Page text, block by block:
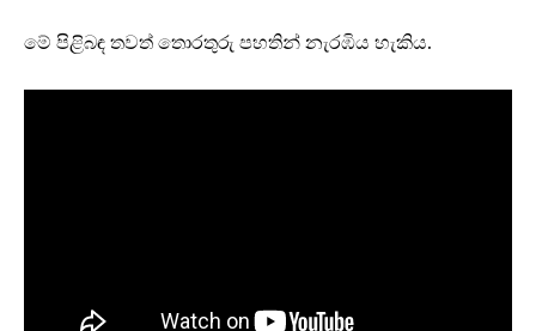
මේ පිළිබඳ තවත් තොරතුරු පහතින් නැරඹිය හැකිය.